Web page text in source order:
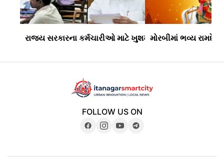
રાજ્ય સરકારના કર્મચારીઓ માટે ખુશખબર: મોંઘવારી ભથ્થામાં
મોરબીમાં ભવ્ય
FOLLOW US ON